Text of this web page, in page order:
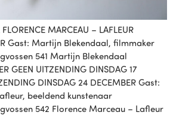
MARCEAU – LAFLEUR
Gast: Martijn Blekendaal, filmmaker
541 Martijn Blekendaal
GEEN UITZENDING DINSDAG 17
DINSDAG 24 DECEMBER Gast:
beeldend kunstenaar
542 Florence Marceau – Lafleur